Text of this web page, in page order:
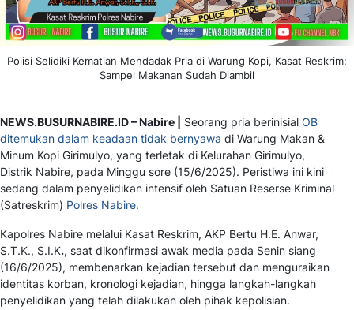
Polisi Selidiki Kematian Mendadak Pria di Warung Kopi, Kasat Reskrim:
Sampel Makanan Sudah Diambil
NEWS.BUSURNABIRE.ID – Nabire | Seorang pria berinisial OB
ditemukan dalam keadaan tidak bernyawa di Warung Makan &
Minum Kopi Girimulyo, yang terletak di Kelurahan Girimulyo,
Distrik Nabire, pada Minggu sore (15/6/2025). Peristiwa ini kini
sedang dalam penyelidikan intensif oleh Satuan Reserse Kriminal
(Satreskrim) Polres Nabire.
Kapolres Nabire melalui Kasat Reskrim, AKP Bertu H.E. Anwar,
S.T.K., S.I.K., saat dikonfirmasi awak media pada Senin siang
(16/6/2025), membenarkan kejadian tersebut dan menguraikan
identitas korban, kronologi kejadian, hingga langkah-langkah
penyelidikan yang telah dilakukan oleh pihak kepolisian.